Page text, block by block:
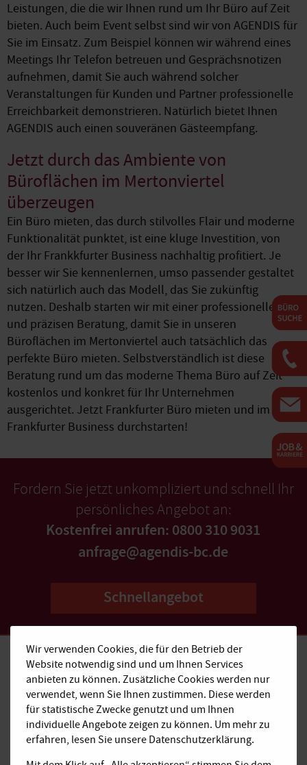
Leistungen, die die wir Ihnen rund um Ihr Büro auf Zeit
bieten. Auch beim Event selbst sind wir von AGENDIS für
Sie im Einsatz. Zum Beispiel können wir während eines
Meetings Ihr Telefon betreuen und Gesprächsnotizen
aufnehmen, damit Sie auch während solcher
Veranstaltungen für Kunden und Partner professionelle
Erreichbarkeit demonstrieren. Natürlich bietet Ihnen
AGENDIS auch einen souveränen Gästeempfang.
Jetzt durch das Ambiente von
Büroflächen im Mertonviertel
überzeugen
Ein Büro mieten, das durch stilvolles Flair und moderne
Funktionalität punktet, ist eine kluge Investition, von
der Ihr Frankkfurter Business nachhaltig profitiert. Je
besser wir Sie kennenlernen, umso passender gestaltet
sich natürlich auch das Modell, das Sie zukünftig
nutzen. Deshalb starten wir mit einer professionellen
und präzisen Beratung, damit Sie in unseren
Büroflächen im Mertonviertel auch tatsächlich das
perfekte Büro mieten. Selbstverständlich ist diese
Beratung rund um das moderne Thema Büro auf Zeit
kostenlos und konkret für Ihr Unternehmen
ausgerichtet. Jetzt Frankfurter Büro mieten und im
Frankfurter Business durchstarten!
Fordern Sie jetzt unkompliziert und schnell Ihr
persönliches Angebot an:
Kostenfrei anrufen: 0800 310 9031
anfrage@agendis-bc.de
Schnellangebot
Kostenfrei anrufen:
0800 310 9031
E-Mail:
Wir verwenden Cookies, die für den Betrieb der
Website notwendig sind und um Ihnen Services
anbieten zu können. Zusätzliche Cookies werden nur
verwendet, wenn Sie Ihnen zustimmen. Diese werden
für statistische Zwecke genutzt und um Ihnen
individuelle Angebote zeigen zu können. Um mehr zu
erfahren, lesen Sie unsere Datenschutzerklärung.